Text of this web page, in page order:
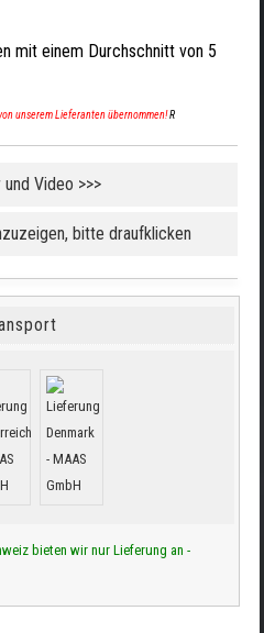
mit einem Durchschnitt von 5
unserem Lieferanten übernommen!R
Video >>>
bitte draufklicken
bieten wir nur Lieferung an -